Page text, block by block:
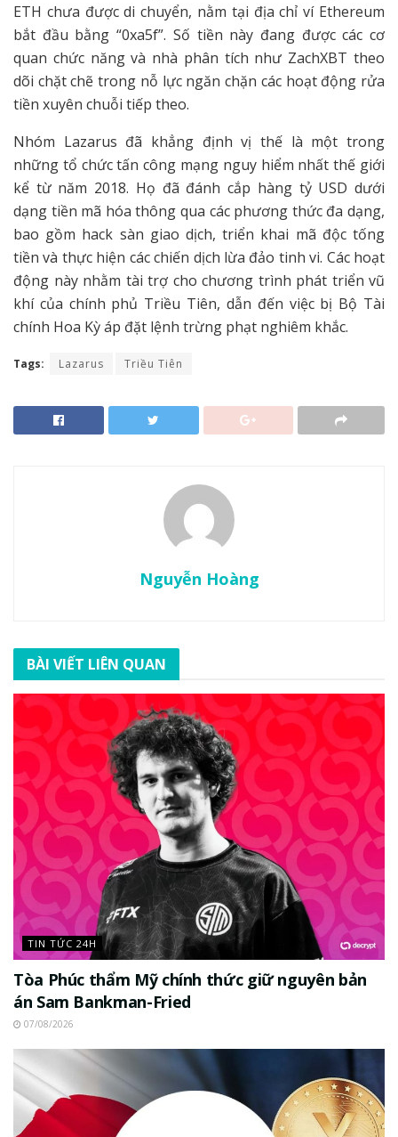
ETH chưa được di chuyển, nằm tại địa chỉ ví Ethereum
bắt đầu bằng “0xa5f”. Số tiền này đang được các cơ
quan chức năng và nhà phân tích như ZachXBT theo
dõi chặt chẽ trong nỗ lực ngăn chặn các hoạt động rửa
tiền xuyên chuỗi tiếp theo.
Nhóm Lazarus đã khẳng định vị thế là một trong
những tổ chức tấn công mạng nguy hiểm nhất thế giới
kể từ năm 2018. Họ đã đánh cắp hàng tỷ USD dưới
dạng tiền mã hóa thông qua các phương thức đa dạng,
bao gồm hack sàn giao dịch, triển khai mã độc tống
tiền và thực hiện các chiến dịch lừa đảo tinh vi. Các hoạt
động này nhằm tài trợ cho chương trình phát triển vũ
khí của chính phủ Triều Tiên, dẫn đến việc bị Bộ Tài
chính Hoa Kỳ áp đặt lệnh trừng phạt nghiêm khắc.
Tags: Lazarus Triều Tiên
Nguyễn Hoàng
BÀI VIẾT LIÊN QUAN
TIN TỨC 24H
Tòa Phúc thẩm Mỹ chính thức giữ nguyên bản
án Sam Bankman-Fried
07/08/2026